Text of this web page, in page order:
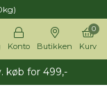
Konto Butikken Kurv
0
køb for 499,-